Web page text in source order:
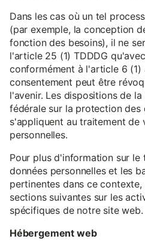
Dans les cas où un tel
(par exemple, la conception
fonction des besoins), il ne
l'article 25 (1) TDDDG
conformément à l'article 6 (1)
consentement peut être
l'avenir. Les dispositions de la
fédérale sur la protection des
s'appliquent au traitement de
personnelles.
Pour plus d'information sur le
données personnelles et les
pertinentes dans ce
sections suivantes sur les
spécifiques de notre site web.
Hébergement web